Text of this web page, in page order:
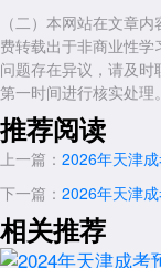
建议提前准备以防万一
四、医学类专业特
如果打算报考医学门
临床类(如临床医学、
执业助理医师及以上
护理学专业：应当取
其他医学专业：原则
术人员，且报考专业应
（二）本网站在文章
费转载出于非商业性
问题存在异议，请及
第一时间进行核实处理。
推荐阅读
上一篇： 2026年天津
下一篇： 2026年天津
相关推荐